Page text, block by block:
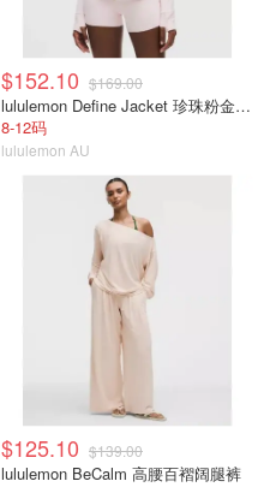
$152.10 $169.00
lululemon Define Jacket 珍珠粉金拉链
8-12码
lululemon AU
$125.10 $139.00
lululemon BeCalm 高腰百褶阔腿裤